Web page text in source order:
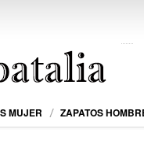
MUJER ZAPATOS